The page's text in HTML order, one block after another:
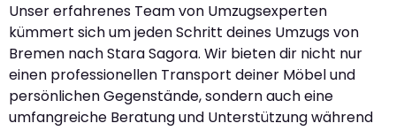
Unser erfahrenes Team von Umzugsexperten
kümmert sich um jeden Schritt deines Umzugs von
Bremen nach Stara Sagora. Wir bieten dir nicht nur
einen professionellen Transport deiner Möbel und
persönlichen Gegenstände, sondern auch eine
umfangreiche Beratung und Unterstützung während